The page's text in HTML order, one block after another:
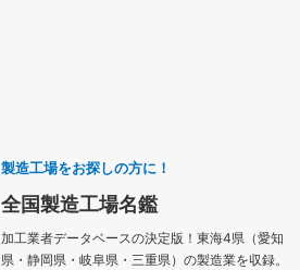
製造工場をお探しの方に！
全国製造工場名鑑
加工業者データベースの決定版！東海4県（愛知
県・静岡県・岐阜県・三重県）の製造業を収録。